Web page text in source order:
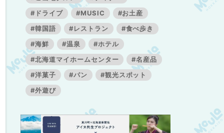
#ドライブ
#MUSIC
#お土産
#韓国語
#レストラン
#食べ歩き
#海鮮
#温泉
#ホテル
#北海道マイホームセンター
#名産品
#洋菓子
#パン
#観光スポット
#外遊び